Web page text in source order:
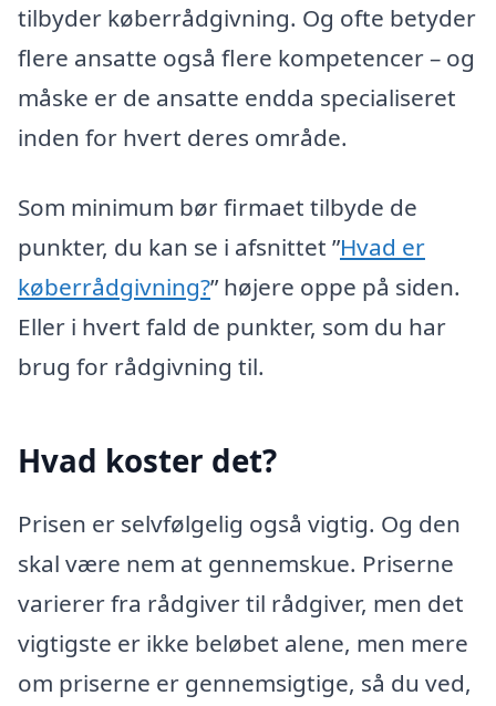
tilbyder køberrådgivning. Og ofte betyder
flere ansatte også flere kompetencer – og
måske er de ansatte endda specialiseret
inden for hvert deres område.
Som minimum bør firmaet tilbyde de
punkter, du kan se i afsnittet ”Hvad er
køberrådgivning?” højere oppe på siden.
Eller i hvert fald de punkter, som du har
brug for rådgivning til.
Hvad koster det?
Prisen er selvfølgelig også vigtig. Og den
skal være nem at gennemskue. Priserne
varierer fra rådgiver til rådgiver, men det
vigtigste er ikke beløbet alene, men mere
om priserne er gennemsigtige, så du ved,